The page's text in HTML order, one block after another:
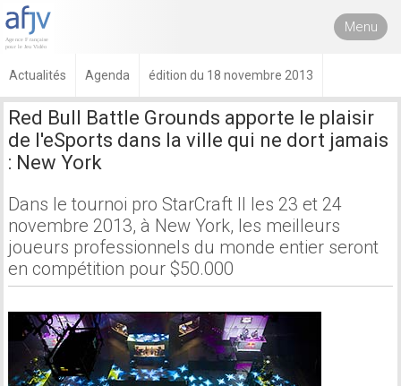
Menu
Actualités Agenda édition du 18 novembre 2013
Red Bull Battle Grounds apporte le plaisir
de l'eSports dans la ville qui ne dort jamais
: New York
Dans le tournoi pro StarCraft II les 23 et 24
novembre 2013, à New York, les meilleurs
joueurs professionnels du monde entier seront
en compétition pour $50.000